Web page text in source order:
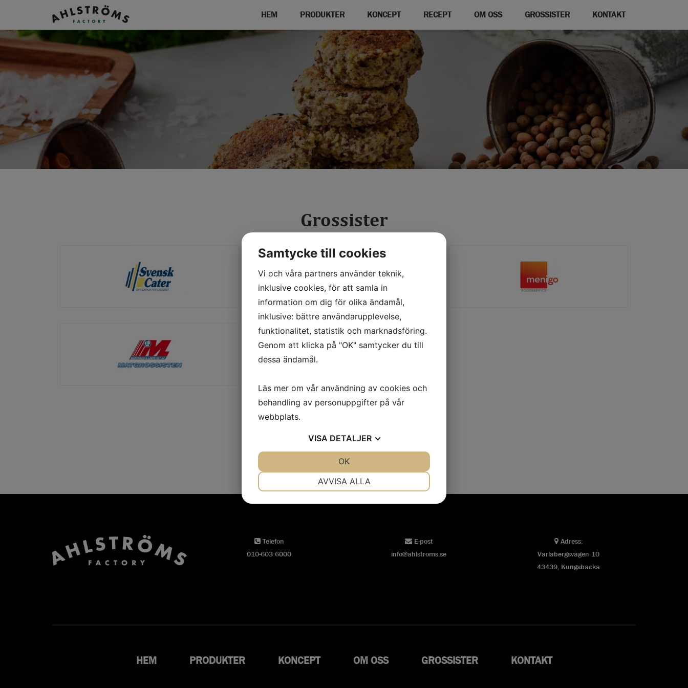
HEM PRODUKTER KONCEPT RECEPT OM OSS GROSSISTER KONTAKT
Grossister
Telefon
010-603 6000
E-post
info@ahlstroms.se
Adress:
Varlabergsvägen 10
43439, Kungsbacka
HEM PRODUKTER KONCEPT OM OSS GROSSISTER KONTAKT
Samtycke till cookies
Vi och våra partners använder teknik,
inklusive cookies, för att samla in
information om dig för olika ändamål,
inklusive: bättre användarupplevelse,
funktionalitet, statistik och marknadsföring.
Genom att klicka på "OK" samtycker du till
dessa ändamål.
Läs mer om vår användning av cookies och
behandling av personuppgifter på vår
webbplats.
VISA DETALJER
AVVISA ALLA
OK